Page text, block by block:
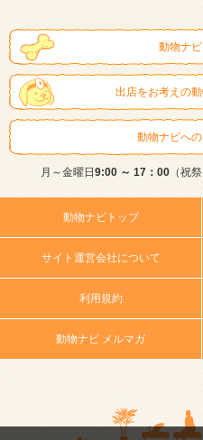
動物ナ
出店をお考えの
動物ナビへ
月～金曜日 9:00 ～ 17：00（祝
動物ナビトップ
サイト運営会社について
利用規約
動物ナビ メルマガ